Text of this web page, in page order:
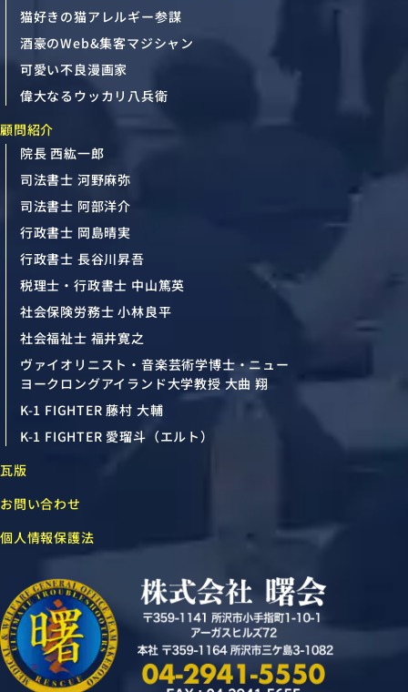
猫好きの猫アレルギー参謀
酒豪のWeb&集客マジシャン
可愛い不良漫画家
偉大なるウッカリ八兵衛
顧問紹介
院長 西紘一郎
司法書士 河野麻弥
司法書士 阿部洋介
行政書士 岡島晴実
行政書士 長谷川昇吾
税理士・行政書士 中山篤英
社会保険労務士 小林良平
社会福祉士 福井寛之
ヴァイオリニスト・音楽芸術学博士・ニュー
ヨークロングアイランド大学教授 大曲 翔
K-1 FIGHTER 藤村 大輔
K-1 FIGHTER 愛瑠斗（エルト）
瓦版
お問い合わせ
個人情報保護法